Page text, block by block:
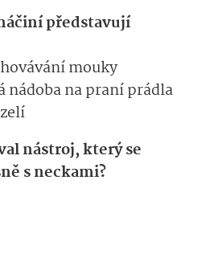
představují
mouky
nádoba na praní prádla
nástroj, který se
s neckami?